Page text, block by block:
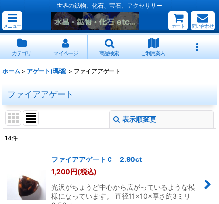
世界の鉱物、化石、宝石、アクセサリー
メニュー カート 問い合わせ
カテゴリ マイページ 商品検索 ご利用案内
ホーム > アゲート(瑪瑙) > ファイアアゲート
ファイアアゲート
表示順変更
並び順
絞り込む
14件
ファイアアゲートＣ 2.90ct
1,200円(税込)
光沢がちょうど中心から広がっているような模
様になっています。 直径11×10×厚さ約3ミリ